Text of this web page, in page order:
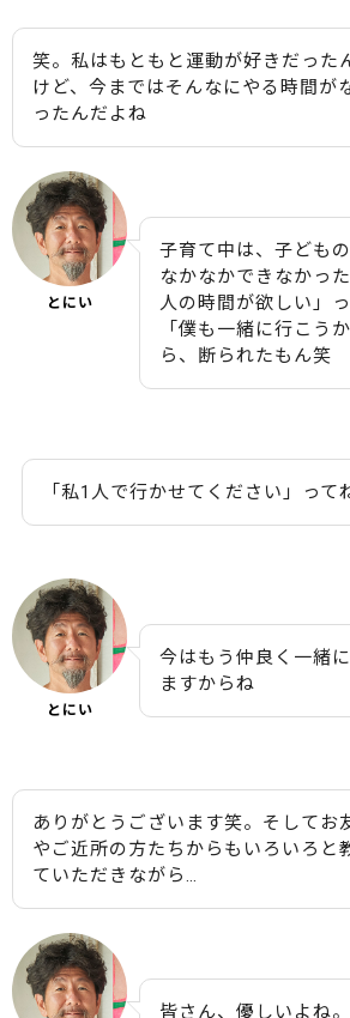
笑。私はもともと運動が好きだった
けど、今まではそんなにやる時間が
ったんだよね
とにい
子育て中は、子ども
なかなかできなかっ
人の時間が欲しい」
「僕も一緒に行こう
ら、断られたもん笑
「私1人で行かせてください」って
とにい
今はもう仲良く一緒
ますからね
ありがとうございます笑。そしてお
やご近所の方たちからもいろいろと
ていただきながら…
皆さん、優しいよね